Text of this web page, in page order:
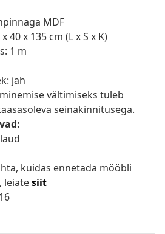
MDF
40 x 135 cm (L x S x K)
1 m
jah
vältimiseks tuleb
seinakinnitusega.
kuidas ennetada mööbli
leiatesiit